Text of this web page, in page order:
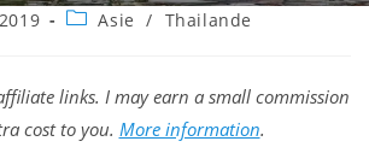
PostAsie / Thailande
links. I may earn a small commission
cost to you. More information.